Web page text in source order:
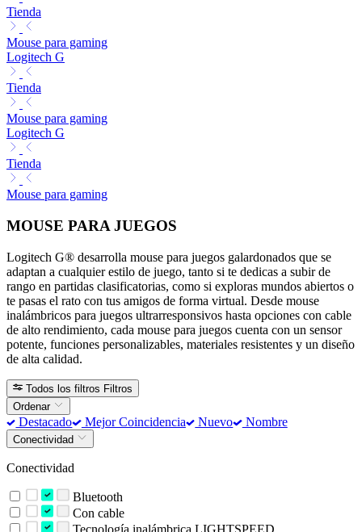
Tienda
Mouse para gaming
Logitech G
Tienda
Mouse para gaming
Logitech G
Tienda
Mouse para gaming
MOUSE PARA JUEGOS
Logitech G® desarrolla mouse para juegos galardonados que se
adaptan a cualquier estilo de juego, tanto si te dedicas a subir de
rango en partidas clasificatorias, como si exploras mundos abiertos o
te pasas el rato con tus amigos de forma virtual. Desde mouse
inalámbricos para juegos ultrarresponsivos hasta opciones con cable
de alto rendimiento, cada mouse para juegos cuenta con un sensor
potente, funciones personalizables, materiales resistentes y un diseño
de alta calidad.
Todos los filtros Filtros
Ordenar
Destacado Mejor Coincidencia Nuevo Nombre
Conectividad
Conectividad
Bluetooth
Con cable
Tecnología inalámbrica LIGHTSPEED